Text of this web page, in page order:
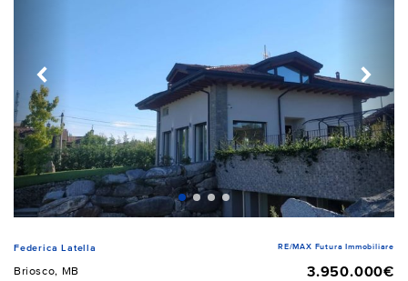
Federica Latella RE/MAX Futura Immobiliare
Briosco, MB
3.950.000€